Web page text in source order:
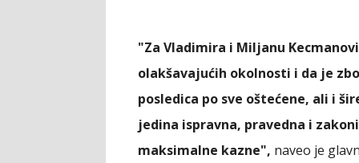
"Za Vladimira i Miljanu
olakšavajućih okolnosti i da je
posledica po sve oštećene, ali i
jedina ispravna, pravedna i
maksimalne kazne", naveo je